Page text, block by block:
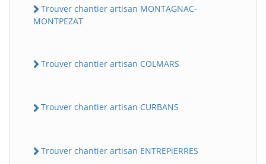
Trouver chantier artisan MONTAGNAC-
MONTPEZAT
Trouver chantier artisan COLMARS
Trouver chantier artisan CURBANS
Trouver chantier artisan ENTREPiERRES